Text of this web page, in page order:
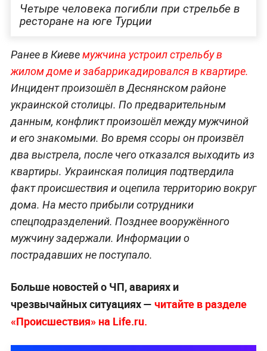
Четыре человека погибли при стрельбе в
ресторане на юге Турции
Ранее в Киевемужчина устроил стрельбу в
жилом доме и забаррикадировался в квартире.
Инцидент произошёл в Деснянском районе
украинской столицы. По предварительным
данным, конфликт произошёл между мужчиной
и его знакомыми. Во время ссоры он произвёл
два выстрела, после чего отказался выходить из
квартиры. Украинская полиция подтвердила
факт происшествия и оцепила территорию вокруг
дома. На место прибыли сотрудники
спецподразделений. Позднее вооружённого
мужчину задержали. Информации о
пострадавших не поступало.
Больше новостей о ЧП, авариях и
чрезвычайных ситуациях — читайте в разделе
«Происшествия» на Life.ru.